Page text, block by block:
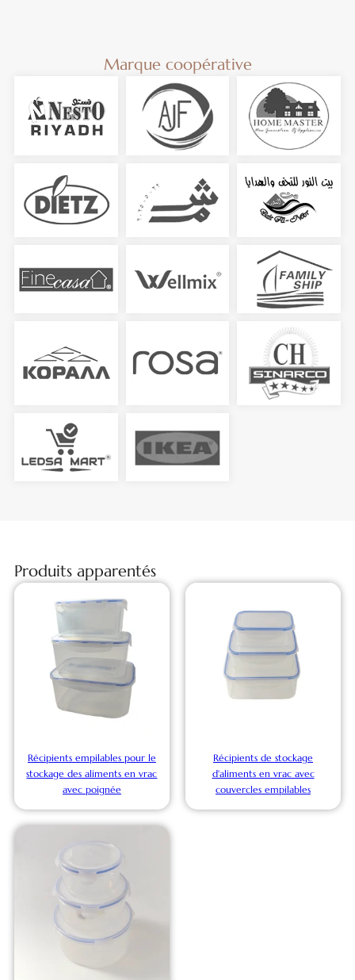
Marque coopérative
Produits apparentés
Récipients empilables pour le
stockage des aliments en vrac
avec poignée
Récipients de stockage
d'aliments en vrac avec
couvercles empilables